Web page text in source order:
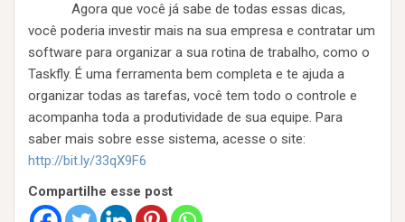
Agora que você já sabe de todas essas dicas,
você poderia investir mais na sua empresa e contratar um
software para organizar a sua rotina de trabalho, como o
Taskfly. É uma ferramenta bem completa e te ajuda a
organizar todas as tarefas, você tem todo o controle e
acompanha toda a produtividade de sua equipe. Para
saber mais sobre esse sistema, acesse o site:
http://bit.ly/33qX9F6
Compartilhe esse post